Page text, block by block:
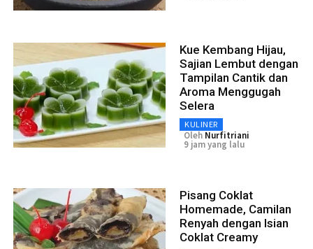
Kue Kembang Hijau,
Sajian Lembut dengan
Tampilan Cantik dan
Aroma Menggugah
Selera
KULINER
Oleh Nurfitriani
9 jam yang lalu
Pisang Coklat
Homemade, Camilan
Renyah dengan Isian
Coklat Creamy